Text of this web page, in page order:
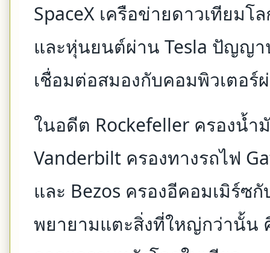
SpaceX เครือข่ายดาวเทียม
และหุ่นยนต์ผ่าน Tesla ปัญญา
เชื่อมต่อสมองกับคอมพิวเตอร์
ในอดีต Rockefeller ครองน้ำ
Vanderbilt ครองทางรถไฟ
และ Bezos ครองอีคอมเมิร์ซ
พยายามแตะสิ่งที่ใหญ่กว่านั้น